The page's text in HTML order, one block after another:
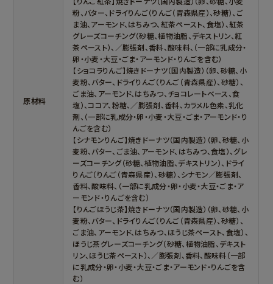
原材料
粉、バター、ドライりんご（りんご（青森県産）、砂糖）、ご
ま油、アーモンド、はちみつ、紅茶ペースト、食塩）、紅茶
グレーズコーチング（砂糖、植物油脂、デキストリン、紅
茶ペースト）、／膨張剤、香料、酸味料、（一部に乳成分・
卵・小麦・大豆・ごま・アーモンド・りんごを含む）
【ショコラりんご】焼きドーナツ（国内製造）（卵、砂糖、小
麦粉、バター、ドライりんご（りんご（青森県産）、砂糖）、
ごま油、アーモンド、はちみつ、チョコレートベース、食
塩）、ココア、粉糖、／膨張剤、香料、カラメル色素、乳化
剤、（一部に乳成分・卵・小麦・大豆・ごま・アーモンド・り
んごを含む）
【シナモンりんご】焼きドーナツ（国内製造）（卵、砂糖、小
麦粉、バター、ごま油、アーモンド、はちみつ、食塩）、グレ
ーズコーチング（砂糖、植物油脂、デキストリン）、ドライ
りんご（りんご（青森県産）、砂糖）、シナモン／膨張剤、
香料、酸味料、（一部に乳成分・卵・小麦・大豆・ごま・ア
ーモンド・りんごを含む）
【りんごほうじ茶】焼きドーナツ（国内製造）（卵、砂糖、小
麦粉、バター、ドライりんご（りんご（青森県産）、砂糖）、
ごま油、アーモンド、はちみつ、ほうじ茶ペースト、食塩）、
ほうじ茶グレーズコーチング（砂糖、植物油脂、デキスト
リン、ほうじ茶ペースト）、／膨張剤、香料、酸味料（一部
に乳成分・卵・小麦・大豆・ごま・アーモンド・りんごを含
む）